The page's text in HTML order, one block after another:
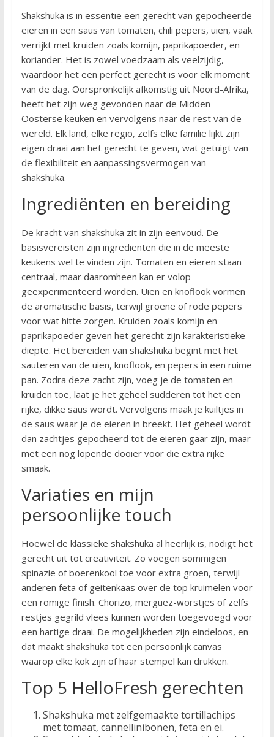
Shakshuka is in essentie een gerecht van gepocheerde
eieren in een saus van tomaten, chili pepers, uien, vaak
verrijkt met kruiden zoals komijn, paprikapoeder, en
koriander. Het is zowel voedzaam als veelzijdig,
waardoor het een perfect gerecht is voor elk moment
van de dag. Oorspronkelijk afkomstig uit Noord-Afrika,
heeft het zijn weg gevonden naar de Midden-
Oosterse keuken en vervolgens naar de rest van de
wereld. Elk land, elke regio, zelfs elke familie lijkt zijn
eigen draai aan het gerecht te geven, wat getuigt van
de flexibiliteit en aanpassingsvermogen van
shakshuka.
Ingrediënten en bereiding
De kracht van shakshuka zit in zijn eenvoud. De
basisvereisten zijn ingrediënten die in de meeste
keukens wel te vinden zijn. Tomaten en eieren staan
centraal, maar daaromheen kan er volop
geëxperimenteerd worden. Uien en knoflook vormen
de aromatische basis, terwijl groene of rode pepers
voor wat hitte zorgen. Kruiden zoals komijn en
paprikapoeder geven het gerecht zijn karakteristieke
diepte. Het bereiden van shakshuka begint met het
sauteren van de uien, knoflook, en pepers in een ruime
pan. Zodra deze zacht zijn, voeg je de tomaten en
kruiden toe, laat je het geheel sudderen tot het een
rijke, dikke saus wordt. Vervolgens maak je kuiltjes in
de saus waar je de eieren in breekt. Het geheel wordt
dan zachtjes gepocheerd tot de eieren gaar zijn, maar
met een nog lopende dooier voor die extra rijke
smaak.
Variaties en mijn
persoonlijke touch
Hoewel de klassieke shakshuka al heerlijk is, nodigt het
gerecht uit tot creativiteit. Zo voegen sommigen
spinazie of boerenkool toe voor extra groen, terwijl
anderen feta of geitenkaas over de top kruimelen voor
een romige finish. Chorizo, merguez-worstjes of zelfs
restjes gegrild vlees kunnen worden toegevoegd voor
een hartige draai. De mogelijkheden zijn eindeloos, en
dat maakt shakshuka tot een persoonlijk canvas
waarop elke kok zijn of haar stempel kan drukken.
Top 5 HelloFresh gerechten
Shakshuka met zelfgemaakte tortillachips
met tomaat, cannellinibonen, feta en ei.